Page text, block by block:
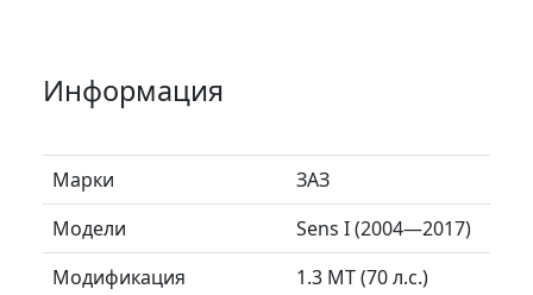
Информация
Марки
ЗАЗ
Модели
Sens I (2004—2017)
Модификация
1.3 MT (70 л.с.)